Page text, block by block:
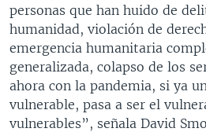
personas que han huido de
humanidad, violación de
emergencia humanitaria
generalizada, colapso de los
ahora con la pandemia, si ya
vulnerable, pasa a ser el
vulnerables”, señala David